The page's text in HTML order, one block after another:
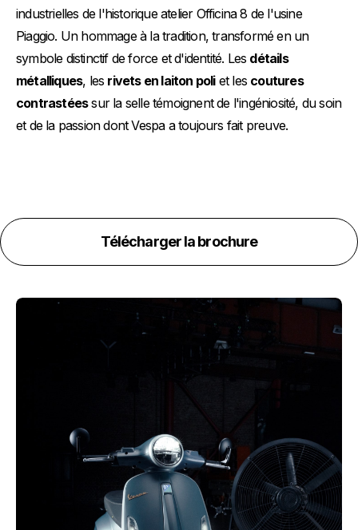
industrielles de l'historique atelier Officina 8 de l'usine
Piaggio. Un hommage à la tradition, transformé en un
symbole distinctif de force et d'identité. Les détails
métalliques, les rivets en laiton poliet les coutures
contrastéessur la selle témoignent de l'ingéniosité, du soin
et de la passion dont Vespa a toujours fait preuve.
Télécharger la brochure